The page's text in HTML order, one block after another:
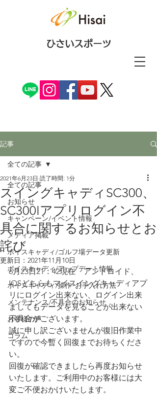
ひさいスポーツ
記事
全ての記事
お知らせ
キャンペーン/イベント情報
メディア掲載
ボイスキャディ/ゴルフ場データ更新
ボイスキャディ/アップデート情報
ボイスキャディ/操作･お手入れ方法
メンテナンス/不具合のお知らせ
お客様の声
コラム
全ての記事
スイングキャディSC300、
SC300Iアプリログイン不
具合に関するお知らせとお
詫び
2021年6月23日 読了時間: 1分
更新日： 2021年11月10日
6月23日21：42現在　アンドロイド、
IOSどちらもマイスイングキャディアプ
リにログイン出来ない、ログイン出来
ましてもデータを見ることが出来ない
不具合がございます。
誠に申し訳ございませんが復旧作業中
ですので今暫く回復までお待ちくださ
い。
回復が確認できましたら再度お知らせ
いたします。ご利用中のお客様には大
変ご不便おかけいたします。